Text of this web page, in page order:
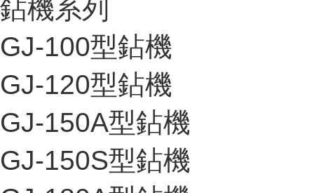
鉆機系列
GJ-100型鉆機
GJ-120型鉆機
GJ-150A型鉆機
GJ-150S型鉆機